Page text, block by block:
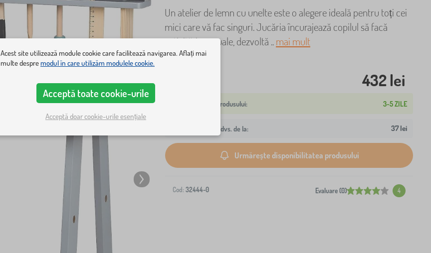
Un atelier de lemn cu unelte este o alegere ideală pentru toți cei
mici care vă fac singuri. Jucăria încurajează copilul să facă
activități manuale, dezvoltă ..mai mult
432 lei
3-5 ZILE
Livrare la adresa dvs. de la: 37 lei
Urmărește disponibilitatea produsului
Cod: 32444-0 Evaluare (0) 4
Acest site utilizează module cookie care facilitează navigarea. Aflați mai
multe despremodul în care utilizăm modulele cookie.
Acceptă toate cookie-urile
Acceptă doar cookie-urile esențiale